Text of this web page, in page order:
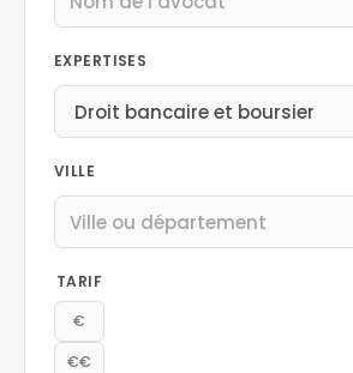
EXPERTISES
VILLE
TARIF
€
€€